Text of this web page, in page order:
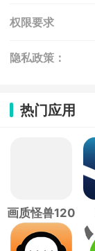
权限要求
隐私政策：
热门应用
画质怪兽120
帧